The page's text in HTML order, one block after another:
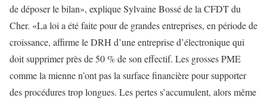
de déposer le bilan», explique Sylvaine Bossé de la CFDT du
Cher. «La loi a été faite pour de grandes entreprises, en période de
croissance, affirme le DRH d’une entreprise d’électronique qui
doit supprimer près de 50 % de son effectif. Les grosses PME
comme la mienne n’ont pas la surface financière pour supporter
des procédures trop longues. Les pertes s’accumulent, alors même